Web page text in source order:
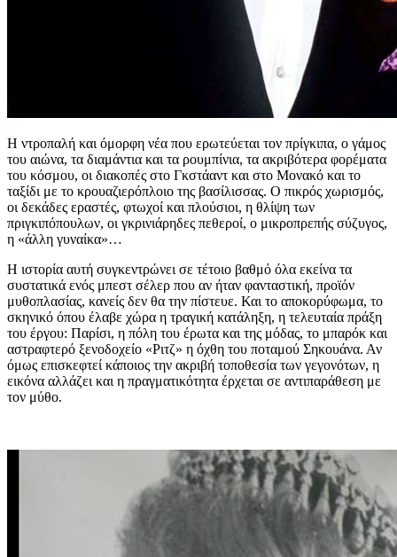
Η ντροπαλή και όμορφη νέα που ερωτεύεται τον πρίγκιπα, ο γάμος
του αιώνα, τα διαμάντια και τα ρουμπίνια, τα ακριβότερα φορέματα
του κόσμου, οι διακοπές στο Γκστάαντ και στο Μονακό και το
ταξίδι με το κρουαζιερόπλοιο της βασίλισσας. Ο πικρός χωρισμός,
οι δεκάδες εραστές, φτωχοί και πλούσιοι, η θλίψη των
πριγκιπόπουλων, οι γκρινιάρηδες πεθεροί, ο μικροπρεπής σύζυγος,
η «άλλη γυναίκα»…
Η ιστορία αυτή συγκεντρώνει σε τέτοιο βαθμό όλα εκείνα τα
συστατικά ενός μπεστ σέλερ που αν ήταν φανταστική, προϊόν
μυθοπλασίας, κανείς δεν θα την πίστευε. Και το αποκορύφωμα, το
σκηνικό όπου έλαβε χώρα η τραγική κατάληξη, η τελευταία πράξη
του έργου: Παρίσι, η πόλη του έρωτα και της μόδας, το μπαρόκ και
αστραφτερό ξενοδοχείο «Ριτζ» η όχθη του ποταμού Σηκουάνα. Αν
όμως επισκεφτεί κάποιος την ακριβή τοποθεσία των γεγονότων, η
εικόνα αλλάζει και η πραγματικότητα έρχεται σε αντιπαράθεση με
τον μύθο.